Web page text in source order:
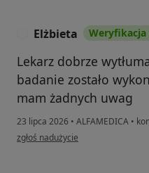
Elżbieta
Lekarz dobrze
badanie zostało
mam żadnych uwag
23 lipca 2026 • ALFAMEDICA •
w opinii użytkownika Elżbieta
zgłoś nadużycie